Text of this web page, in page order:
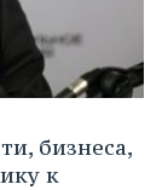
бизнеса,
к